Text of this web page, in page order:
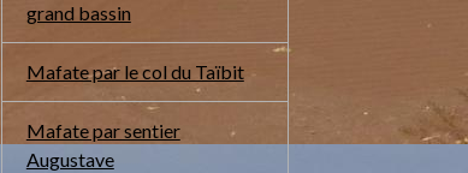
grand bassin
Mafate par le col du Taïbit
Mafate par sentier
Augustave